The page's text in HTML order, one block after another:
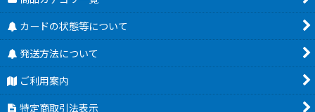
カードの状態等について
発送方法について
ご利用案内
特定商取引法表示